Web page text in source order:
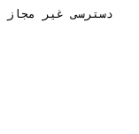
دسترسی غیر مجاز